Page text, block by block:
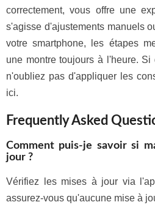
correctement, vous offre une
s'agisse d'ajustements manuels
votre smartphone, les étapes
une montre toujours à l'heure. Si
n'oubliez pas d'appliquer les
ici.
Frequently Asked
Comment puis-je savoir si
jour ?
Vérifiez les mises à jour via
assurez-vous qu'aucune mise à